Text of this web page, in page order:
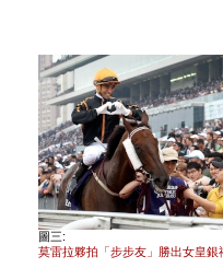
圖三:
莫雷拉夥拍「步步友」勝出女皇銀